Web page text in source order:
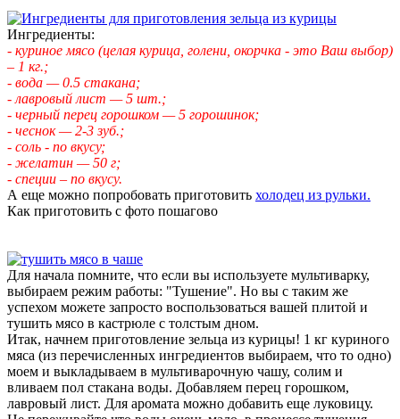
Ингредиенты:
- куриное мясо (целая курица, голени, окорчка - это Ваш выбор)
– 1 кг.;
- вода — 0.5 стакана;
- лавровый лист — 5 шт.;
- черный перец горошком — 5 горошинок;
- чеснок — 2-3 зуб.;
- соль - по вкусу;
- желатин — 50 г;
- специи – по вкусу.
А еще можно попробовать приготовить холодец из рульки.
Как приготовить с фото пошагово
Для начала помните, что если вы используете мультиварку,
выбираем режим работы: "Тушение". Но вы с таким же
успехом можете запросто воспользоваться вашей плитой и
тушить мясо в кастрюле с толстым дном.
Итак, начнем приготовление зельца из курицы! 1 кг куриного
мяса (из перечисленных ингредиентов выбираем, что то одно)
моем и выкладываем в мультиварочную чашу, солим и
вливаем пол стакана воды. Добавляем перец горошком,
лавровый лист. Для аромата можно добавить еще луковицу.